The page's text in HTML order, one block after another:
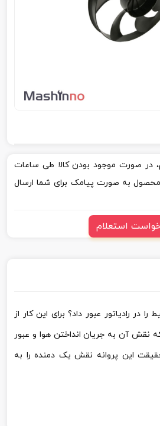
در صورت موجود بودن کالا طی ساعات
به صورت پیامک برای شما ارسال
استعلام
در رادیاتور عبور داد؟ برای این کار از
نقش آن به جریان انداختن هوا و عبور
این پروانه نقش یک دمنده را به